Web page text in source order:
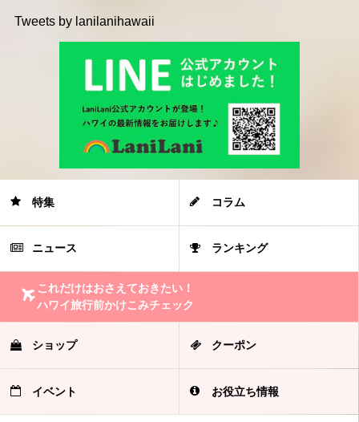
Tweets by lanilanihawaii
特集 コラム
ニュース ランキング
これだけはおさえておきたい！
ハワイ旅行前かけこみチェック
ショップ クーポン
イベント お役立ち情報